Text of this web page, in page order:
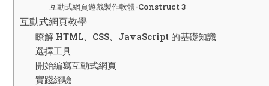
互動式網頁遊戲製作軟體-Construct 3
互動式網頁教學
瞭解 HTML、CSS、JavaScript 的基礎知識
選擇工具
開始編寫互動式網頁
實踐經驗